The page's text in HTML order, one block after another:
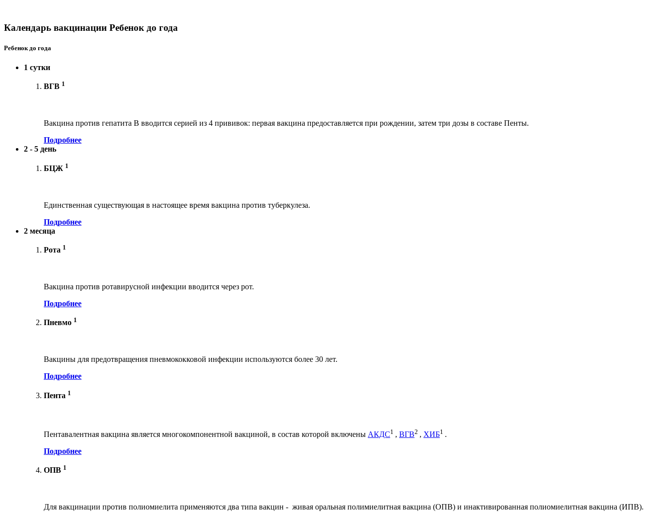
Календарь вакцинации Ребенок до года
Ребенок до года
1 сутки
ВГВ 1
Вакцина против гепатита В вводится серией из 4 прививок: первая вакцина предоставляется при рождении, затем три дозы в составе Пенты.
Подробнее
2 - 5 день
БЦЖ 1
Единственная существующая в настоящее время вакцина против туберкулеза.
Подробнее
2 месяца
Рота 1
Вакцина против ротавирусной инфекции вводится через рот.
Подробнее
Пневмо 1
Вакцины для предотвращения пневмококковой инфекции используются более 30 лет.
Подробнее
Пента 1
Пентавалентная вакцина является многокомпонентной вакциной, в состав которой включены АКДС1 , ВГВ2 , ХИБ1 .
Подробнее
ОПВ 1
Для вакцинации против полиомиелита применяются два типа вакцин - живая оральная полимиелитная вакцина (ОПВ) и инактивированная полиомиелитная вакцина (ИПВ).